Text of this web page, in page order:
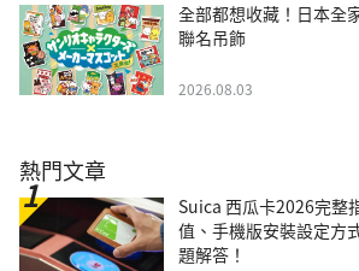
全部都想收藏！日本全
聯名吊飾
2026.08.03
熱門文章
Suica 西瓜卡2026完整
值、手機版安裝設定方
題解答！